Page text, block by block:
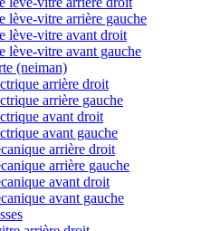
lève-vitre arrière gauche
lève-vitre avant droit
lève-vitre avant gauche
(neiman)
arrière droit
arrière gauche
avant droit
avant gauche
arrière droit
arrière gauche
avant droit
avant gauche